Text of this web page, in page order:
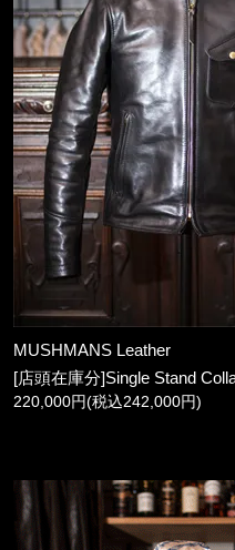
MUSHMANS Leather
[店頭在庫分]Single Stand
220,000円(税込242,000円)